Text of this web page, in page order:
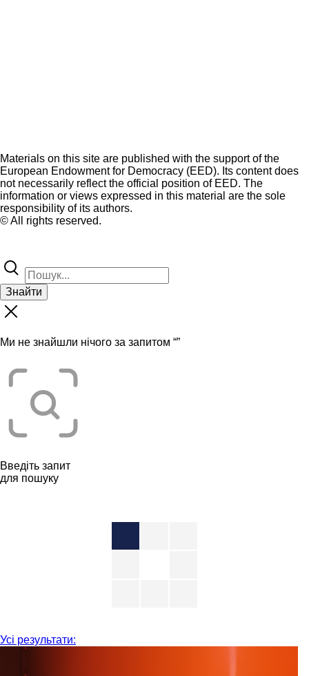
Materials on this site are published with the support of the
European Endowment for Democracy (EED). Its content does
not necessarily reflect the official position of EED. The
information or views expressed in this material are the sole
responsibility of its authors.
© All rights reserved.
Знайти
Ми не знайшли нічого за запитом “”
Введіть запит
для пошуку
Усі результати: